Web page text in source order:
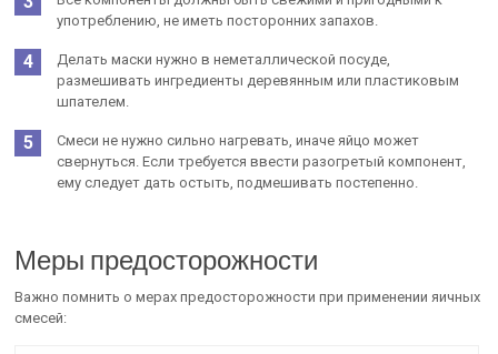
употреблению, не иметь посторонних запахов.
Делать маски нужно в неметаллической посуде,
размешивать ингредиенты деревянным или пластиковым
шпателем.
Смеси не нужно сильно нагревать, иначе яйцо может
свернуться. Если требуется ввести разогретый компонент,
ему следует дать остыть, подмешивать постепенно.
Меры предосторожности
Важно помнить о мерах предосторожности при применении яичных
смесей: